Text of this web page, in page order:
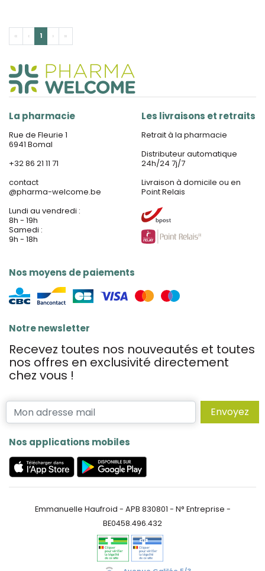
« ‹ 1 › »
La pharmacie
Rue de Fleurie 1
6941 Bomal
+32 86 21 11 71
contact
@pharma-welcome.be
Lundi au vendredi :
8h - 19h
Samedi :
9h - 18h
Nos moyens de paiements
Les livraisons et retraits
Retrait à la pharmacie
Distributeur automatique
24h/24 7j/7
Livraison à domicile ou en
Point Relais
Notre newsletter
Recevez toutes nos nouveautés et toutes
nos offres en exclusivité directement
chez vous !
Envoyez
Nos applications mobiles
Emmanuelle Haufroid - APB 830801 - N° Entreprise -
BE0458.496.432